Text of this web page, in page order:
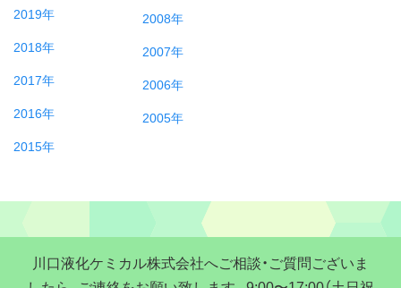
2019年
2018年
2017年
2016年
2015年
2008年
2007年
2006年
2005年
川口液化ケミカル株式会社へご相談・ご質問ございま